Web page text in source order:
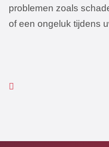
problemen zoals
of een ongeluk tijdens